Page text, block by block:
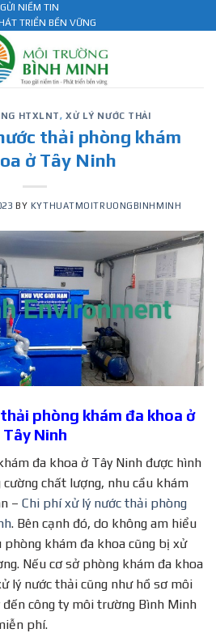
NIỀM TIN
TRIỂN BỀN VỮNG
HTXLNT,XỬ LÝ NƯỚC THẢI
thải phòng khám
ở Tây Ninh
BY KYTHUATMOITRUONGBINHMINH
phòng khám đa khoa ở
Tây Ninh
đa khoa ở Tây Ninh được hình
chất lượng, nhu cầu khám
– Chi phí xử lý nước thải phòng
. Bên cạnh đó, do không am hiểu
khám đa khoa cũng bị xử
Nếu cơ sở phòng khám đa khoa
lý nước thải cũng như hồ sơ môi
đến công ty môi trường Bình Minh
phí.